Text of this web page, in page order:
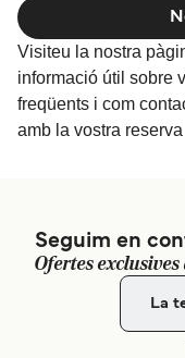
Visiteu la nostra
informació útil sobre
freqüents i com
amb la vostra reserva
Seguim en
Ofertes